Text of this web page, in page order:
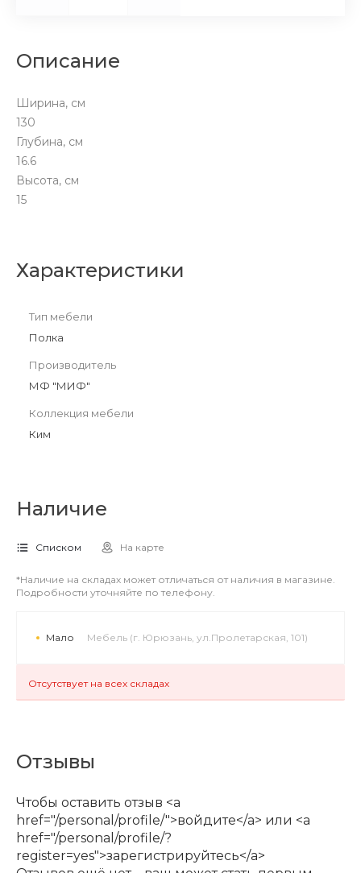
Описание
Ширина, см
130
Глубина, см
16.6
Высота, см
15
Характеристики
Тип мебели
Полка
Производитель
МФ "МИФ"
Коллекция мебели
Ким
Наличие
Списком На карте
*Наличие на складах может отличаться от наличия в магазине.
Подробности уточняйте по телефону.
Мало Мебель (г. Юрюзань, ул.Пролетарская, 101)
Отсутствует на всех складах
Отзывы
Чтобы оставить отзыв <a
href="/personal/profile/">войдите</a> или <a
href="/personal/profile/?
register=yes">зарегистрируйтесь</a>